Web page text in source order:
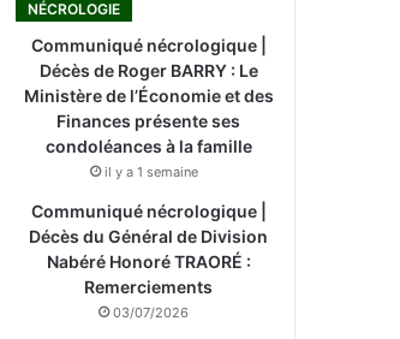
NÉCROLOGIE
Communiqué nécrologique |
Décès de Roger BARRY : Le
Ministère de l’Économie et des
Finances présente ses
condoléances à la famille
il y a 1 semaine
Communiqué nécrologique |
Décès du Général de Division
Nabéré Honoré TRAORÉ :
Remerciements
03/07/2026